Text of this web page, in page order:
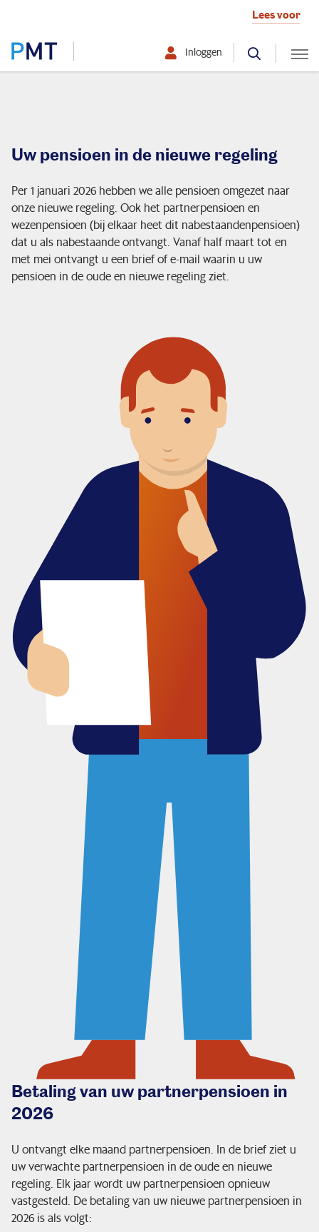
Lees voor
Werkgever
Over PMT
Inloggen
Mijn situatie verandert
Uw pensioen in de nieuwe regeling
Per 1 januari 2026 hebben we alle pensioen omgezet naar
onze nieuwe regeling. Ook het partnerpensioen en
wezenpensioen (bij elkaar heet dit nabestaandenpensioen)
dat u als nabestaande ontvangt. Vanaf half maart tot en
met mei ontvangt u een brief of e-mail waarin u uw
pensioen in de oude en nieuwe regeling ziet.
Betaling van uw partnerpensioen in
2026
U ontvangt elke maand partnerpensioen. In de brief ziet u
uw verwachte partnerpensioen in de oude en nieuwe
regeling. Elk jaar wordt uw partnerpensioen opnieuw
vastgesteld. De betaling van uw nieuwe partnerpensioen in
2026 is als volgt: